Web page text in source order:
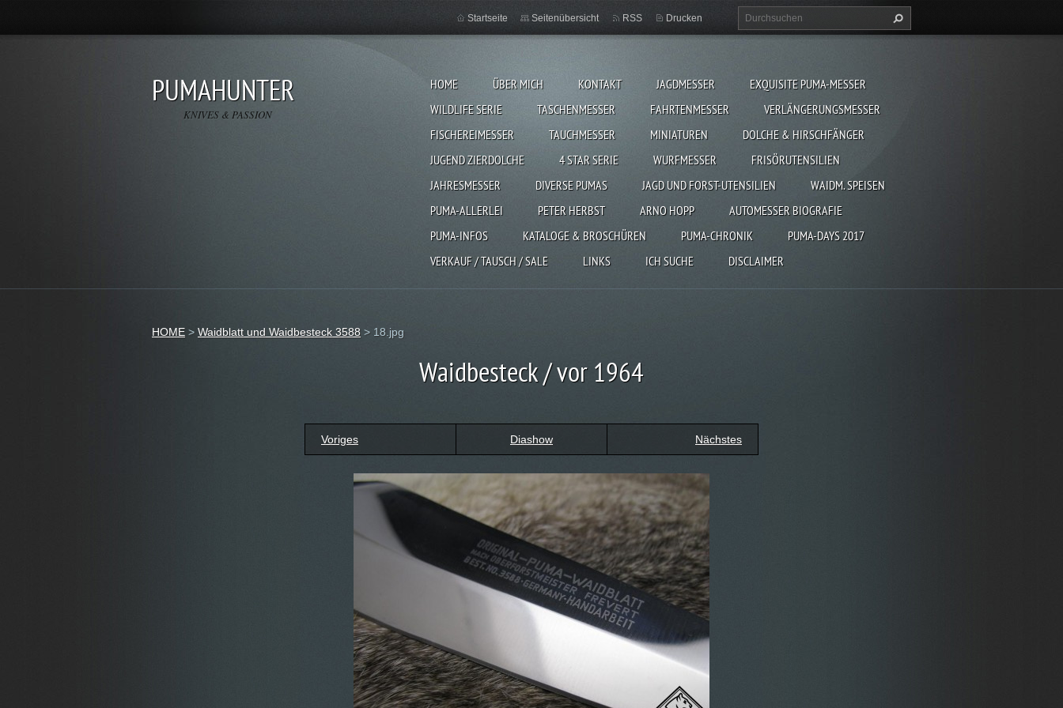
PUMAHUNTER
KNIVES & PASSION
HOME ÜBER MICH KONTAKT JAGDMESSER
EXQUISITE PUMA-MESSER
WILDLIFE SERIE
TASCHENMESSER FAHRTENMESSER
VERLÄNGERUNGSMESSER
FISCHEREIMESSER
TAUCHMESSER MINIATUREN
DOLCHE & HIRSCHFÄNGER
JUGEND ZIERDOLCHE
4 STAR SERIE WURFMESSER
FRISÖRUTENSILIEN
JAHRESMESSER
DIVERSE PUMAS JAGD UND FORST-UTENSILIEN
WAIDM. SPEISEN
PUMA-ALLERLEI
PETER HERBST ARNO HOPP
AUTOMESSER BIOGRAFIE
PUMA-INFOS
KATALOGE & BROSCHÜREN PUMA-CHRONIK
PUMA-DAYS 2017
VERKAUF / TAUSCH / SALE
LINKS ICH SUCHE DISCLAIMER
Startseite Seitenübersicht RSS Drucken
HOME > Waidblatt und Waidbesteck 3588 > 18.jpg
Waidbesteck / vor 1964
Voriges Diashow Nächstes